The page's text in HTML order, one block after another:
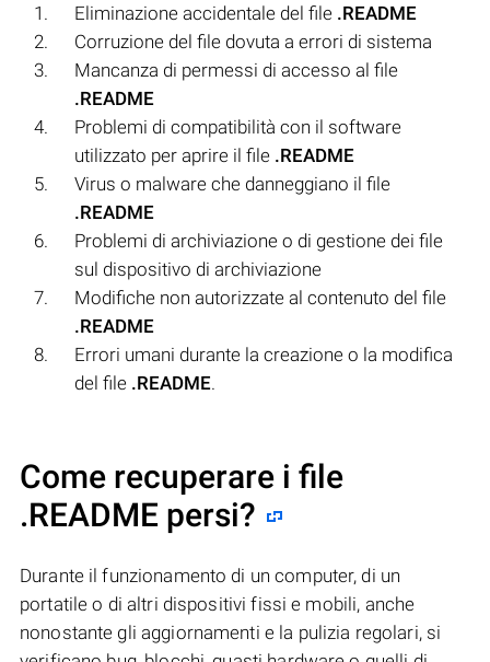
Eliminazione accidentale del file .README
Corruzione del file dovuta a errori di sistema
Mancanza di permessi di accesso al file
.README
Problemi di compatibilità con il software
utilizzato per aprire il file .README
Virus o malware che danneggiano il file
.README
Problemi di archiviazione o di gestione dei file
sul dispositivo di archiviazione
Modifiche non autorizzate al contenuto del file
.README
Errori umani durante la creazione o la modifica
del file .README.
Come recuperare i file
.README persi?
Durante il funzionamento di un computer, di un
portatile o di altri dispositivi fissi e mobili, anche
nonostante gli aggiornamenti e la pulizia regolari, si